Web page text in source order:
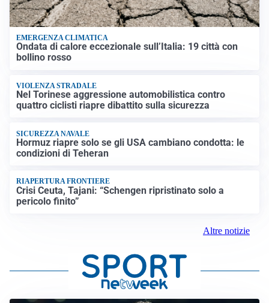
EMERGENZA CLIMATICA
Ondata di calore eccezionale sull’Italia: 19 città con
bollino rosso
VIOLENZA STRADALE
Nel Torinese aggressione automobilistica contro
quattro ciclisti riapre dibattito sulla sicurezza
SICUREZZA NAVALE
Hormuz riapre solo se gli USA cambiano condotta: le
condizioni di Teheran
RIAPERTURA FRONTIERE
Crisi Ceuta, Tajani: “Schengen ripristinato solo a
pericolo finito”
Altre notizie